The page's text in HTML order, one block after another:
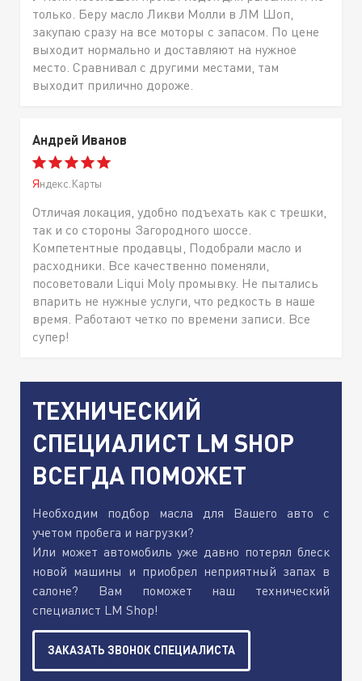
только. Беру масло Ликви Молли в ЛМ Шоп,
закупаю сразу на все моторы с запасом. По цене
выходит нормально и доставляют на нужное
место. Сравнивал с другими местами, там
выходит прилично дороже.
Андрей Иванов
Яндекс.Карты
Отличая локация, удобно подъехать как с трешки,
так и со стороны Загородного шоссе.
Компетентные продавцы, Подобрали масло и
расходники. Все качественно поменяли,
посоветовали Liqui Moly промывку. Не пытались
впарить не нужные услуги, что редкость в наше
время. Работают четко по времени записи. Все
супер!
ТЕХНИЧЕСКИЙ
СПЕЦИАЛИСТ LM SHOP
ВСЕГДА ПОМОЖЕТ
Необходим подбор масла для Вашего авто с
учетом пробега и нагрузки?
Или может автомобиль уже давно потерял блеск
новой машины и приобрел неприятный запах в
салоне? Вам поможет наш технический
специалист LM Shop!
ЗАКАЗАТЬ ЗВОНОК СПЕЦИАЛИСТА